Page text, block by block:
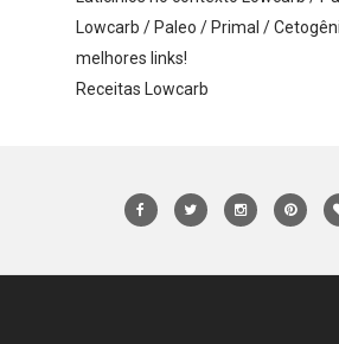
Lowcarb / Paleo / Primal /
melhores links!
Receitas Lowcarb